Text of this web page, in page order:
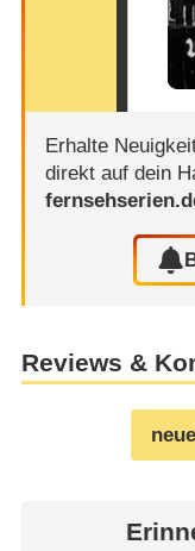
Erhalte
direkt auf dein
Reviews &